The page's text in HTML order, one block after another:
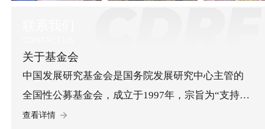
关于基金会
中国发展研究基金会是国务院发展研究中心主管的
全国性公募基金会，成立于1997年，宗旨为“支持政
策… 研究、促进科学决策、服务中国发展”。基金会
查看详情